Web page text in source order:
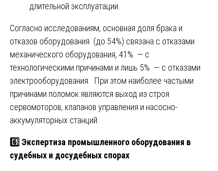
длительной эксплуатации.
Согласно исследованиям, основная доля брака и
отказов оборудования (до 54%) связана с отказами
механического оборудования, 41% — с
технологическими причинами и лишь 5% — с отказами
электрооборудования. При этом наиболее частыми
причинами поломок являются выход из строя
сервомоторов, клапанов управления и насосно-
аккумуляторных станций.
6️⃣ Экспертиза промышленного оборудования в
судебных и досудебных спорах